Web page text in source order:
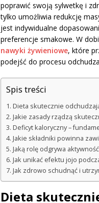
poprawić swoją sylwetkę i
tylko umożliwia redukcję
jest indywidualne
preferencje smakowe. W
nawyki żywieniowe, które
podejść do procesu
Spis treści
Dieta skutecznie
Jakie zasady rządzą
Deficyt kaloryczny –
Jakie składniki powinna
Jaką rolę odgrywa
Jak unikać efektu jojo
Jak zdrowo schudnąć i
Dieta